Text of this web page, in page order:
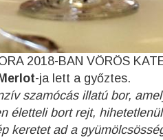
2018-BAN VÖRÖS
-ja lett a győztes.
szamócás illatú bor,
életteli bort rejt,
keretet ad a